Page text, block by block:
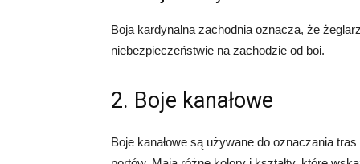
Boja kardynalna zachodnia oznacza, że
niebezpieczeństwie na zachodzie od boi.
2. Boje kanałowe
Boje kanałowe są używane do oznaczania